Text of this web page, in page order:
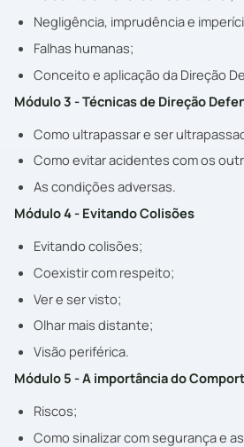
Negligência, imprudência e
Falhas humanas;
Conceito e aplicação da Direção
Módulo 3 - Técnicas de Direção
Como ultrapassar e ser
Como evitar acidentes com os
As condições adversas.
Módulo 4 - Evitando Colisões
Evitando colisões;
Coexistir com respeito;
Ver e ser visto;
Olhar mais distante;
Visão periférica.
Módulo 5 - A importância do
Riscos;
Como sinalizar com segurança e